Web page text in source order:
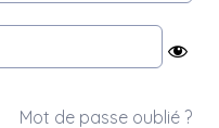
Mot de passe oublié ?